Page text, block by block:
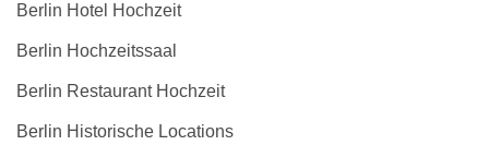
Berlin Hotel Hochzeit
Berlin Hochzeitssaal
Berlin Restaurant Hochzeit
Berlin Historische Locations